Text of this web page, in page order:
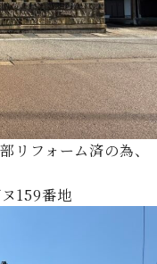
リフォーム済の為、
159番地